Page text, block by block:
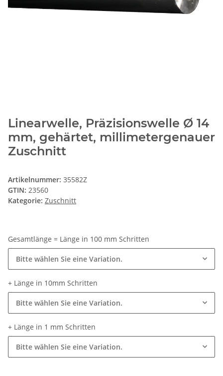
Linearwelle, Präzisionswelle Ø 14
mm, gehärtet, millimetergenauer
Zuschnitt
Artikelnummer: 35582Z
GTIN: 23560
Kategorie: Zuschnitt
Gesamtlänge = Länge in 100 mm Schritten
Bitte wählen Sie eine Variation.
+ Länge in 10mm Schritten
Bitte wählen Sie eine Variation.
+ Länge in 1 mm Schritten
Bitte wählen Sie eine Variation.